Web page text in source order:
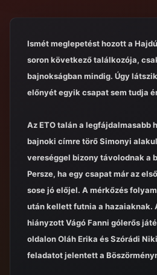
Ismét meglepetést hozott a
soron következő találkozója,
bajnokságban mindig. Úgy
előnyét egyik csapat sem tudja
Az ETO talán a legfájdalmasabb
bajnoki címre törő Simonyi
vereséggel bizony távolodnak a
Persze, ha egy csapat már az
sose jó előjel. A mérkőzés
után kellett futnia a hazaiaknak.
hiányzott Vágó Fanni gólerős
oldalon Oláh Erika és Szórádi
feladatot jelentett a